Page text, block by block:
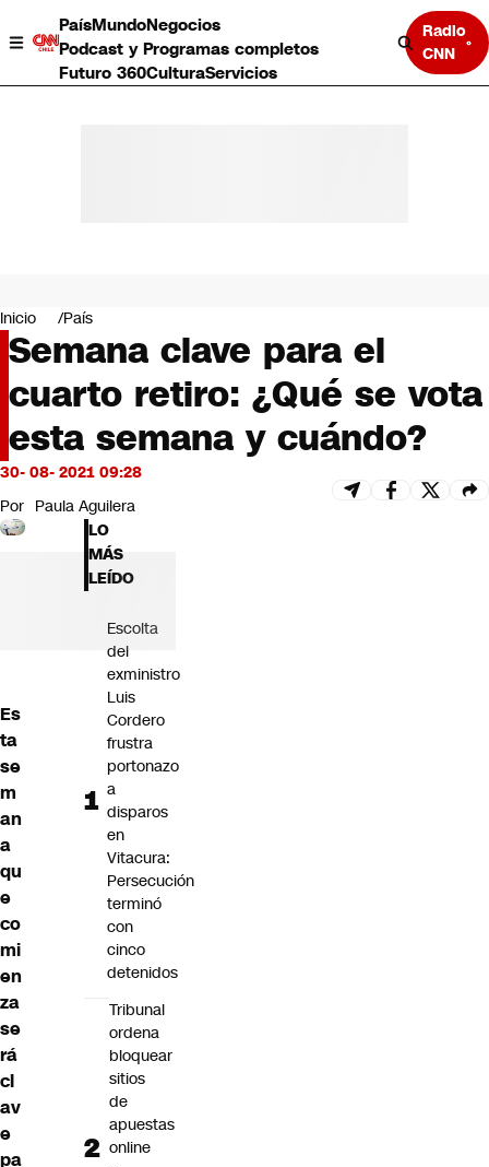
PaísMundoNegocios
Podcast y Programas completos
Futuro 360CulturaServicios
Radio
CNN
Negocios
Deportes
Programas completos
Cultura
Servicios
Bits
CNN tiempo
Futuro 360
Opinión
Inicio País
Semana clave para el
cuarto retiro: ¿Qué se vota
esta semana y cuándo?
30- 08- 2021 09:28
Por Paula Aguilera
Es
ta
se
m
an
a
qu
e
co
mi
en
za
se
rá
cl
av
e
pa
LO
MÁS
LEÍDO
Escolta
del
exministro
Luis
Cordero
frustra
portonazo
a
disparos
en
Vitacura:
Persecución
terminó
con
cinco
detenidos
Tribunal
ordena
bloquear
sitios
de
apuestas
online